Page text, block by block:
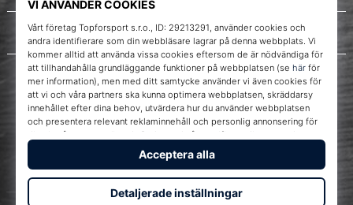
WePlayHandball.se
Instagram
Kundtjänst